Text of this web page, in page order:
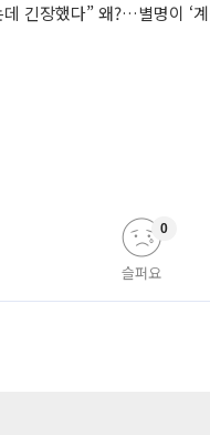
긴장했다” 왜?…별명이 ‘
슬퍼요
0